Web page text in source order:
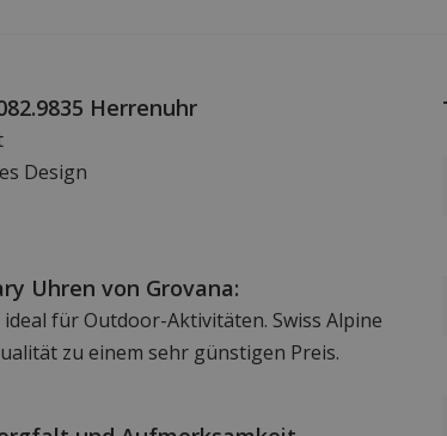
Herrenuhr
Design
Uhren von Grovana:
für Outdoor-Aktivitäten. Swiss Alpine
zu einem sehr günstigen Preis.